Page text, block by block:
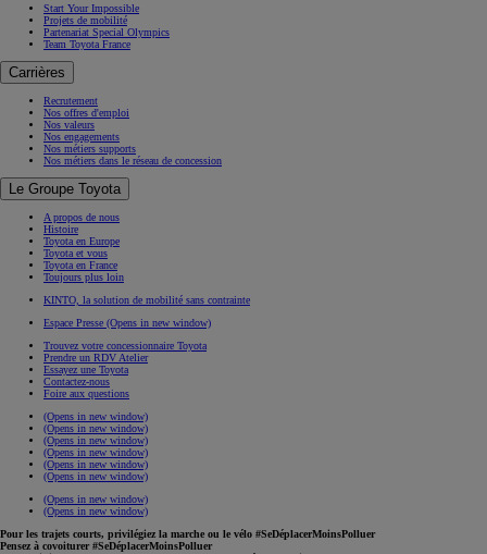
Start Your Impossible
Projets de mobilité
Partenariat Special Olympics
Team Toyota France
Carrières
Recrutement
Nos offres d'emploi
Nos valeurs
Nos engagements
Nos métiers supports
Nos métiers dans le réseau de concession
Le Groupe Toyota
A propos de nous
Histoire
Toyota en Europe
Toyota et vous
Toyota en France
Toujours plus loin
KINTO, la solution de mobilité sans contrainte
Espace Presse (Opens in new window)
Trouvez votre concessionnaire Toyota
Prendre un RDV Atelier
Essayez une Toyota
Contactez-nous
Foire aux questions
(Opens in new window)
(Opens in new window)
(Opens in new window)
(Opens in new window)
(Opens in new window)
(Opens in new window)
(Opens in new window)
(Opens in new window)
Pour les trajets courts, privilégiez la marche ou le vélo #SeDéplacerMoinsPolluer
Pensez à covoiturer #SeDéplacerMoinsPolluer